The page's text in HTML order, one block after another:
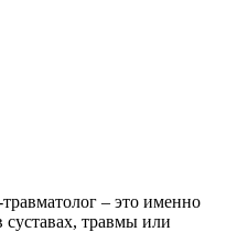
– это именно
травмы или